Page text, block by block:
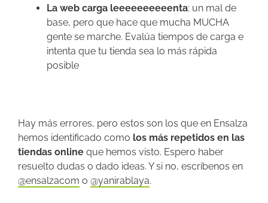
La web carga leeeeeeeeeenta: un mal de
base, pero que hace que mucha MUCHA
gente se marche. Evalúa tiempos de carga e
intenta que tu tienda sea lo más rápida
posible
Hay más errores, pero estos son los que en Ensalza
hemos identificado como los más repetidos en las
tiendas online que hemos visto. Espero haber
resuelto dudas o dado ideas. Y si no, escríbenos en
@ensalzacom o @yanirablaya.